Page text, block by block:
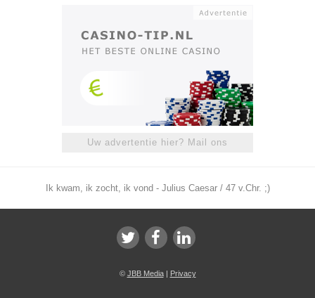
Uw advertentie hier? Mail ons
Ik kwam, ik zocht, ik vond - Julius Caesar / 47 v.Chr. ;)
© JBB Media| Privacy